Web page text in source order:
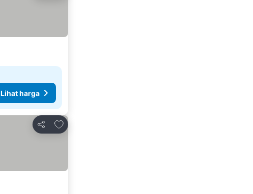
Lihat harga
Kongsi
Tambah ke favorit